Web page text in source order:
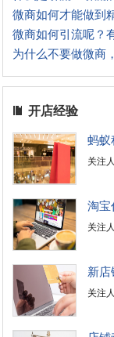
微商如何才能做到
微商如何引流呢？
为什么不要做微商
开店经验
蚂蚁
关注
淘宝
关注
新店
关注